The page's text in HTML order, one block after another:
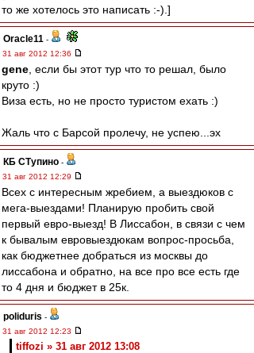
то же хотелось это написать :-).]
Oracle11 -
31 авг 2012 12:36
gene , если бы этот тур что то решал, было
круто :)
Виза есть, но не просто туристом ехать :)
Жаль что с Барсой пролечу, не успею...эх
КБ СТупино -
31 авг 2012 12:29
Всех с интересным жребием, а выездюков с
мега-выездами! Планирую пробить свой
первый евро-выезд! В Лиссабон, в связи с чем
к бывалым евровыездюкам вопрос-просьба,
как бюджетнее добраться из москвы до
лиссабона и обратно, на все про все есть где
то 4 дня и бюджет в 25к.
poliduris -
31 авг 2012 12:23
tiffozi » 31 авг 2012 13:08